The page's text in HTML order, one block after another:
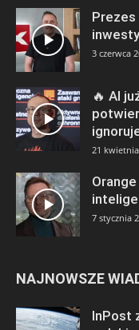
Prezes
3 czerwca
🔥 AI
21
7 stycznia
NAJNOWSZE
InPost